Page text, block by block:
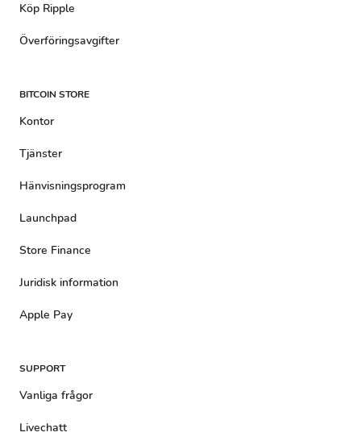
Köp Ripple
Överföringsavgifter
BITCOIN STORE
Kontor
Tjänster
Hänvisningsprogram
Launchpad
Store Finance
Juridisk information
Apple Pay
SUPPORT
Vanliga frågor
Livechatt